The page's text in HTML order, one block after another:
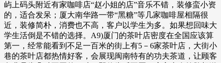
屿上码头附近有家咖啡店“赵小姐的店”音乐不错，装修蛮小资
的，适合发呆；厦大南华路一带“黑糖”等几家咖啡屋相隔很
近，装修简朴，消费也不高，客户以学生为多。如果想回味大
学生活倒是不错的选择。A9)厦门的茶叶店密度在全国应该算
第一，经常能看到不足一百米的街上有5－6家茶叶店，大街小
巷的茶叶店都热情好客，会展现闽南特有的功夫茶道，让顾客